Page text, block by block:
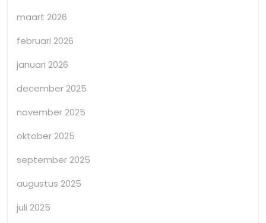
maart 2026
februari 2026
januari 2026
december 2025
november 2025
oktober 2025
september 2025
augustus 2025
juli 2025